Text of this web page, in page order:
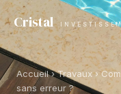
Cristal
Accueil›Travaux›
sans erreur ?